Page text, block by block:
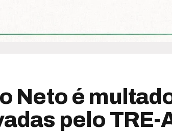
Neto é
pelo TRE-